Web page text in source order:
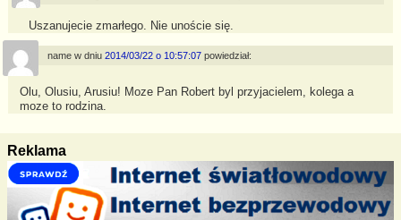
Uszanujecie zmarłego. Nie unoście się.
namew dniu 2014/03/22 o 10:57:07 powiedział:
Olu, Olusiu, Arusiu! Moze Pan Robert byl przyjacielem, kolega a
moze to rodzina.
Reklama